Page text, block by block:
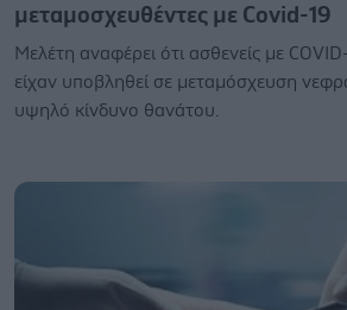
μεταμοσχευθέντες με Covid-19
Μελέτη αναφέρει ότι ασθενείς με
είχαν υποβληθεί σε μεταμόσχευση
υψηλό κίνδυνο θανάτου.